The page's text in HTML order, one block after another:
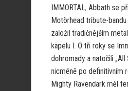
IMMORTAL, Abbath se
Motörhead tribute-
založil tradičnějším
kapelu I. O tři roky se
dohromady a natočili „All
nicméně po definitivním
Mighty Ravendark měl